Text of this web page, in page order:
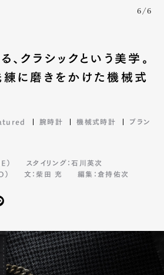
6/6
、クラシックという美学。
に磨きをかけた機械式
腕時計 機械式時計
ブラン
）
スタイリング：石川英次
文：柴田 充 編集：倉持佑次